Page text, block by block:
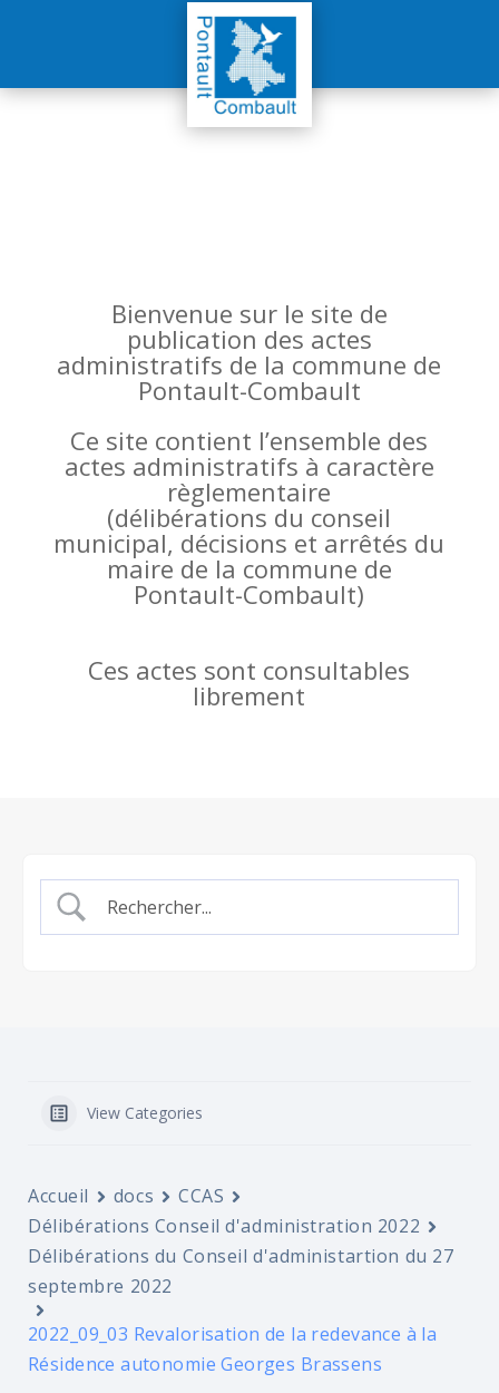
Bienvenue sur le site de
publication des actes
administratifs de la commune de
Pontault-Combault
Ce site contient l’ensemble des
actes administratifs à caractère
règlementaire
(délibérations du conseil
municipal, décisions et arrêtés du
maire de la commune de
Pontault-Combault)
Ces actes sont consultables
librement
View Categories
Accueil docs
CCAS
Délibérations Conseil d'administration 2022
Délibérations du Conseil d'administartion du 27
septembre 2022
2022_09_03 Revalorisation de la redevance à la
Résidence autonomie Georges Brassens